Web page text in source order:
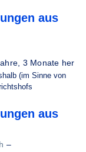
aus
3 Monate her
(im Sinne von
aus
–